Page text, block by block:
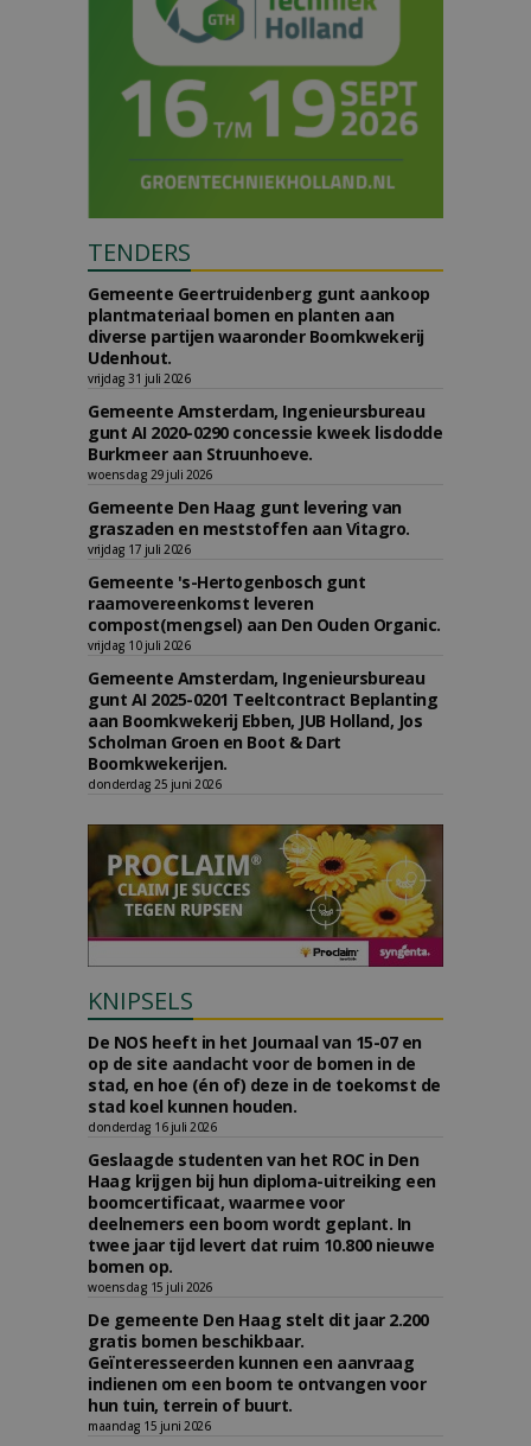
TENDERS
Gemeente Geertruidenberg gunt aankoop
plantmateriaal bomen en planten aan
diverse partijen waaronder Boomkwekerij
Udenhout.
vrijdag 31 juli 2026
Gemeente Amsterdam, Ingenieursbureau
gunt AI 2020-0290 concessie kweek lisdodde
Burkmeer aan Struunhoeve.
woensdag 29 juli 2026
Gemeente Den Haag gunt levering van
graszaden en meststoffen aan Vitagro.
vrijdag 17 juli 2026
Gemeente 's-Hertogenbosch gunt
raamovereenkomst leveren
compost(mengsel) aan Den Ouden Organic.
vrijdag 10 juli 2026
Gemeente Amsterdam, Ingenieursbureau
gunt AI 2025-0201 Teeltcontract Beplanting
aan Boomkwekerij Ebben, JUB Holland, Jos
Scholman Groen en Boot & Dart
Boomkwekerijen.
donderdag 25 juni 2026
KNIPSELS
De NOS heeft in het Journaal van 15-07 en
op de site aandacht voor de bomen in de
stad, en hoe (én of) deze in de toekomst de
stad koel kunnen houden.
donderdag 16 juli 2026
Geslaagde studenten van het ROC in Den
Haag krijgen bij hun diploma-uitreiking een
boomcertificaat, waarmee voor
deelnemers een boom wordt geplant. In
twee jaar tijd levert dat ruim 10.800 nieuwe
bomen op.
woensdag 15 juli 2026
De gemeente Den Haag stelt dit jaar 2.200
gratis bomen beschikbaar.
Geïnteresseerden kunnen een aanvraag
indienen om een boom te ontvangen voor
hun tuin, terrein of buurt.
maandag 15 juni 2026